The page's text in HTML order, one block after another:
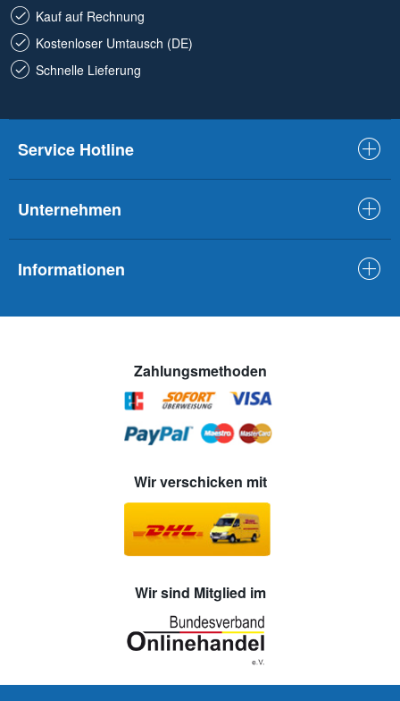
Kauf auf Rechnung
Kostenloser Umtausch (DE)
Schnelle Lieferung
Service Hotline
Unternehmen
Informationen
Zahlungsmethoden
Wir verschicken mit
Wir sind Mitglied im